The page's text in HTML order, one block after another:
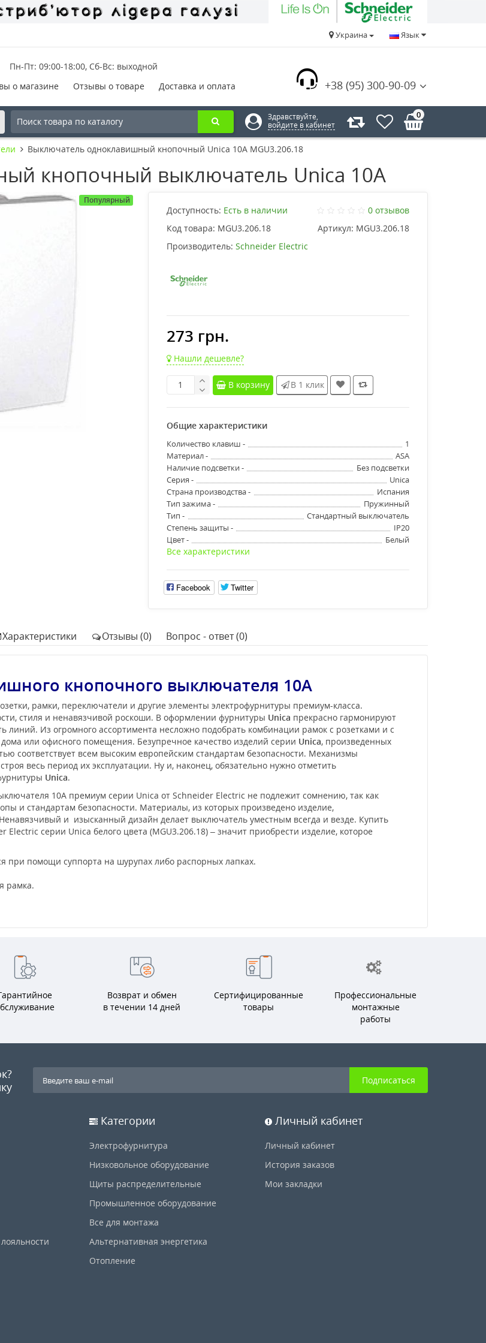
Язык
Украина
+38 (95) 300-90-09
Пн-Пт: 09:00-18:00, Сб-Вс: выходной
о магазине Отзывы о товаре Доставка и оплата
Здравствуйте,
войдите в кабинет
0
Выключатель одноклавишный кнопочный Unica 10А MGU3.206.18
кнопочный выключатель Unica 10А
Популярный
Доступность: Есть в наличии
0 отзывов
Код товара: MGU3.206.18 Артикул: MGU3.206.18
Производитель: Schneider Electric
273 грн.
Нашли дешевле?
В корзину В 1 клик
Общие характеристики
Количество клавиш -
1
Материал -
ASA
Наличие подсветки -
Без подсветки
Серия -
Unica
Страна производства -
Испания
Тип зажима -
Пружинный
Тип -
Стандартный выключатель
Степень защиты -
IP20
Цвет -
Белый
Все характеристики
Facebook Twitter
Характеристики Отзывы (0) Вопрос - ответ (0)
кнопочного выключателя 10А
рамки, переключатели и другие элементы электрофурнитуры премиум-класса.
стиля и ненавязчивой роскоши. В оформлении фурнитуры Unica прекрасно гармонируют
линий. Из огромного ассортимента несложно подобрать комбинации рамок с розетками и с
или офисного помещения. Безупречное качество изделий серии Unica, произведенных
соответствует всем высоким европейским стандартам безопасности. Механизмы
весь период их эксплуатации. Ну и, наконец, обязательно нужно отметить
Unica.
10А премиум серии Unica от Schneider Electric не подлежит сомнению, так как
и стандартам безопасности. Материалы, из которых произведено изделие,
и изысканный дизайн делает выключатель уместным всегда и везде. Купить
серии Unica белого цвета (MGU3.206.18) – значит приобрести изделие, которое
при помощи суппорта на шурупах либо распорных лапках.
рамка.
Возврат и обмен
в течении 14 дней
Сертифицированные
товары
Профессиональные
монтажные
работы
Подписаться
Категории
Электрофурнитура
Низковольное оборудование
Щиты распределительные
Промышленное оборудование
Все для монтажа
Альтернативная энергетика
Отопление
Личный кабинет
Личный кабинет
История заказов
Мои закладки